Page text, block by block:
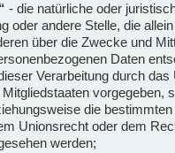
- die natürliche oder
oder andere Stelle, die
über die Zwecke und
Daten
Verarbeitung durch das
vorgegeben,
die
Unionsrecht oder dem
werden;